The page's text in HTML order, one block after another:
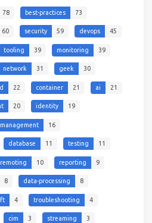
78 best-practices 73
60 security 59 devops 45
tooling 39 monitoring 39
network 31 geek 30
22 container 21 ai 21
20 identity 19
16
database 11 testing 11
remoting 10 reporting 9
8 data-processing 8
4 troubleshooting 4
cim 3 streaming 3